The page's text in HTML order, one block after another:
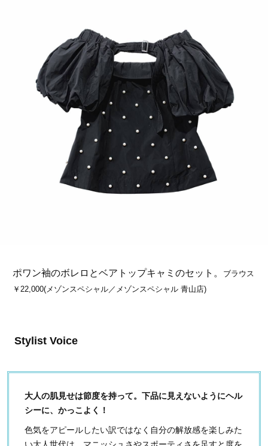
ポワン袖のボレロとベアトップキャミのセット。
ブラウス
￥22,000(メゾンスペシャル／メゾンスペシャル 青山店)
Stylist Voice
大人の肌見せは節度を持って。下品に見えないようにヘル
シーに、かっこよく！
色気をアピールしたい訳ではなく自分の解放感を楽しみた
い大人世代は、マニッシュさやスポーティさを足すと度を